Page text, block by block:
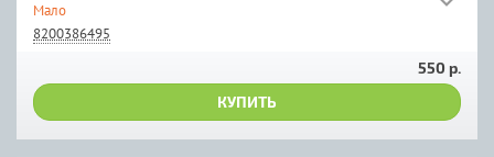
Мало
8200386495
550 р.
КУПИТЬ